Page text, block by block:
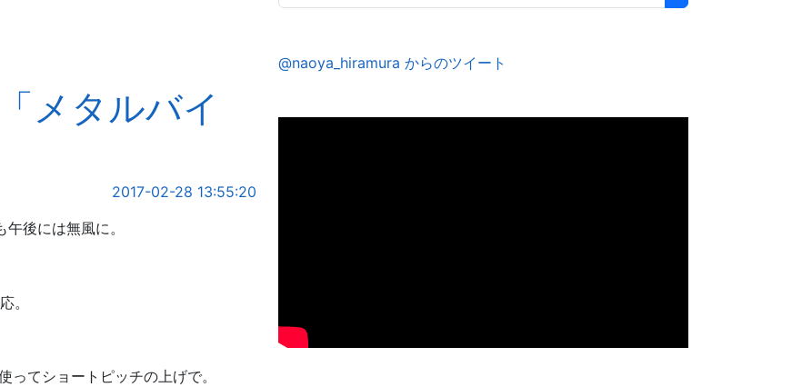
メタルバイ
2017-02-28 13:55:20
後には無風に。
。
てショートピッチの上げで。
@naoya_hiramura からのツイート